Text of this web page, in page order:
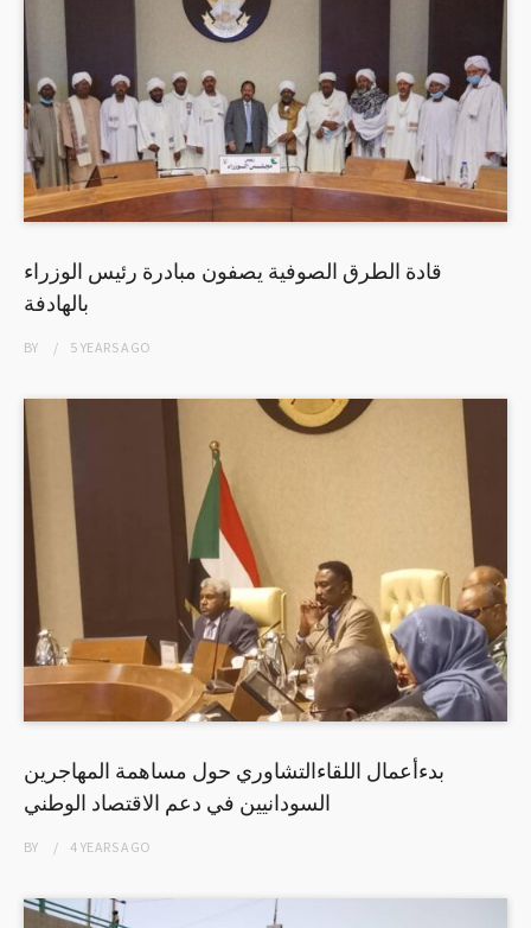
قادة الطرق الصوفية يصفون مبادرة رئيس الوزراء
بالهادفة
BY 5 YEARSAGO
بدءأعمال اللقاءالتشاوري حول مساهمة المهاجرين
السودانيين في دعم الاقتصاد الوطني
BY 4 YEARSAGO